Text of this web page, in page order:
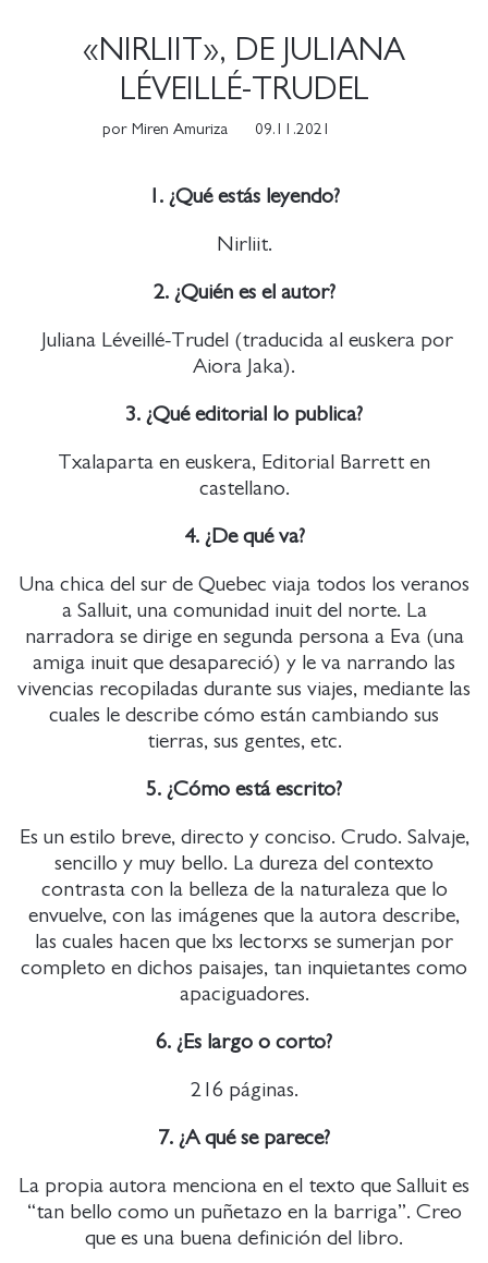
«NIRLIIT», DE JULIANA
LÉVEILLÉ-TRUDEL
por Miren Amuriza 09.11.2021
1. ¿Qué estás leyendo?
Nirliit.
2. ¿Quién es el autor?
Juliana Léveillé-Trudel (traducida al euskera por
Aiora Jaka).
3. ¿Qué editorial lo publica?
Txalaparta en euskera, Editorial Barrett en
castellano.
4. ¿De qué va?
Una chica del sur de Quebec viaja todos los veranos
a Salluit, una comunidad inuit del norte. La
narradora se dirige en segunda persona a Eva (una
amiga inuit que desapareció) y le va narrando las
vivencias recopiladas durante sus viajes, mediante las
cuales le describe cómo están cambiando sus
tierras, sus gentes, etc.
5. ¿Cómo está escrito?
Es un estilo breve, directo y conciso. Crudo. Salvaje,
sencillo y muy bello. La dureza del contexto
contrasta con la belleza de la naturaleza que lo
envuelve, con las imágenes que la autora describe,
las cuales hacen que lxs lectorxs se sumerjan por
completo en dichos paisajes, tan inquietantes como
apaciguadores.
6. ¿Es largo o corto?
216 páginas.
7. ¿A qué se parece?
La propia autora menciona en el texto que Salluit es
“tan bello como un puñetazo en la barriga”. Creo
que es una buena definición del libro.